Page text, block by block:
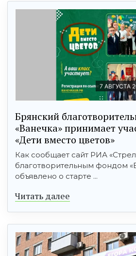
7 АВГУСТА
Брянский
«Ванечка» принимает
«Дети вместо цветов»
Как сообщает сайт РИА
благотворительным фондом
объявлено о старте ...
Читать далее